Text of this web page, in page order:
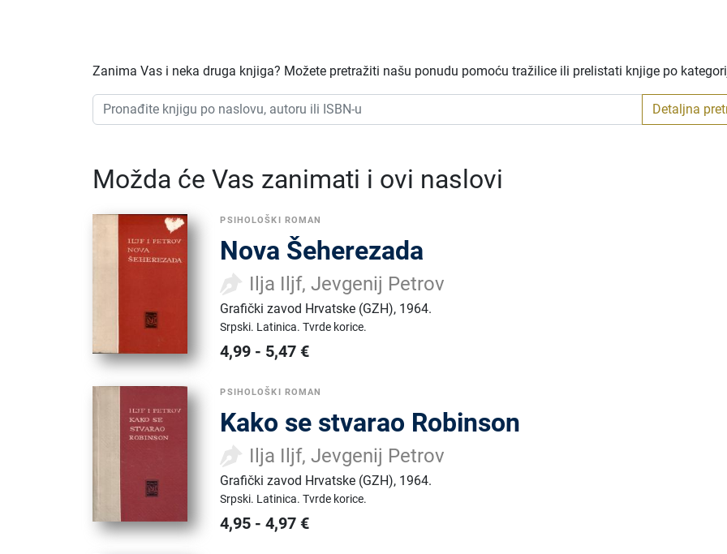
Zanima Vas i neka druga knjiga? Možete pretražiti našu ponudu pomoću tražilice ili prelistati knjige po
Detaljna
Možda će Vas zanimati i ovi naslovi
PSIHOLOŠKI ROMAN
Nova Šeherezada
Ilja Iljf, Jevgenij Petrov
Grafički zavod Hrvatske (GZH), 1964.
Srpski. Latinica.Tvrde korice.
4,99 - 5,47 €
PSIHOLOŠKI ROMAN
Kako se stvarao Robinson
Ilja Iljf, Jevgenij Petrov
Grafički zavod Hrvatske (GZH), 1964.
Srpski. Latinica.Tvrde korice.
4,95 -4,97 €